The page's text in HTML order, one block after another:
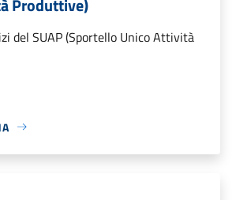
del SUAP (Sportello Unico Attività